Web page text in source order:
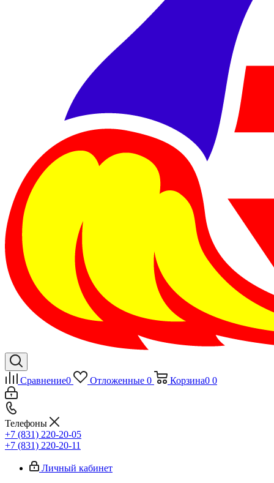
Сравнение0 Отложенные 0 Корзина0 0
Телефоны
+7 (831) 220-20-05
+7 (831) 220-20-11
Личный кабинет